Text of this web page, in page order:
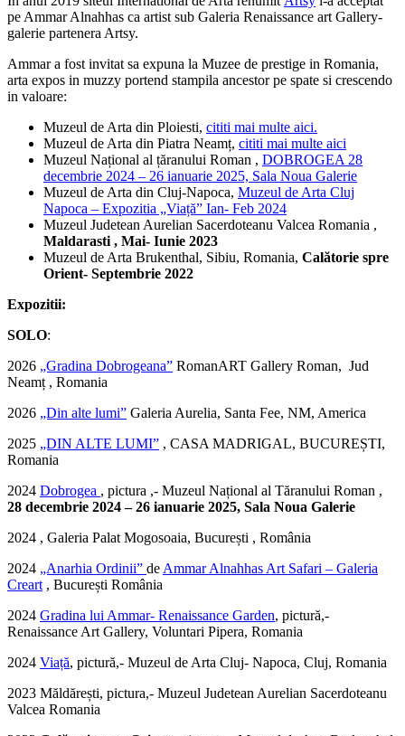
pe Ammar Alnahhas ca artist sub Galeria Renaissance art Gallery-
galerie partenera Artsy.
Ammara fost invitat sa expuna la Muzee de prestige in Romania,
arta expos in muzzy portend stampila ancestor pe spate si crescendo
in valoare:
Muzeul de Arta din Ploiesti, cititi mai multe aici.
Muzeul de Arta din Piatra Neamț, cititi mai multe aici
Muzeul Național al țăranului Roman , DOBROGEA 28
decembrie 2024 – 26 ianuarie 2025, Sala Noua Galerie
Muzeul de Arta din Cluj-Napoca, Muzeul de Arta Cluj
Napoca – Expozitia „Viață” Ian- Feb 2024
Muzeul Judetean Aurelian Sacerdoteanu Valcea Romania ,
Maldarasti , Mai- Iunie 2023
Muzeul de Arta Brukenthal, Sibiu, Romania, Calătorie spre
Orient- Septembrie 2022
Expozitii:
SOLO:
2026 „Gradina Dobrogeana” RomanART Gallery Roman, Jud
Neamț , Romania
2026 „Din alte lumi” Galeria Aurelia, Santa Fee, NM, America
2025 „DIN ALTE LUMI” , CASA MADRIGAL, BUCUREȘTI,
Romania
2024 Dobrogea , pictura ,- Muzeul Național al Tăranului Roman ,
28 decembrie 2024 – 26 ianuarie 2025, Sala Noua Galerie
2024 , Galeria Palat Mogosoaia, București , România
2024 „Anarhia Ordinii” de Ammar Alnahhas Art Safari – Galeria
Creart , București România
2024 Gradina lui Ammar- Renaissance Garden, pictură,-
Renaissance Art Gallery, Voluntari Pipera, Romania
2024 Viață, pictură,- Muzeul de Arta Cluj- Napoca, Cluj, Romania
2023 Măldărești, pictura,- Muzeul Judetean Aurelian Sacerdoteanu
Valcea Romania